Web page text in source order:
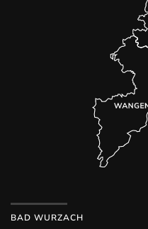
BAD WURZACH